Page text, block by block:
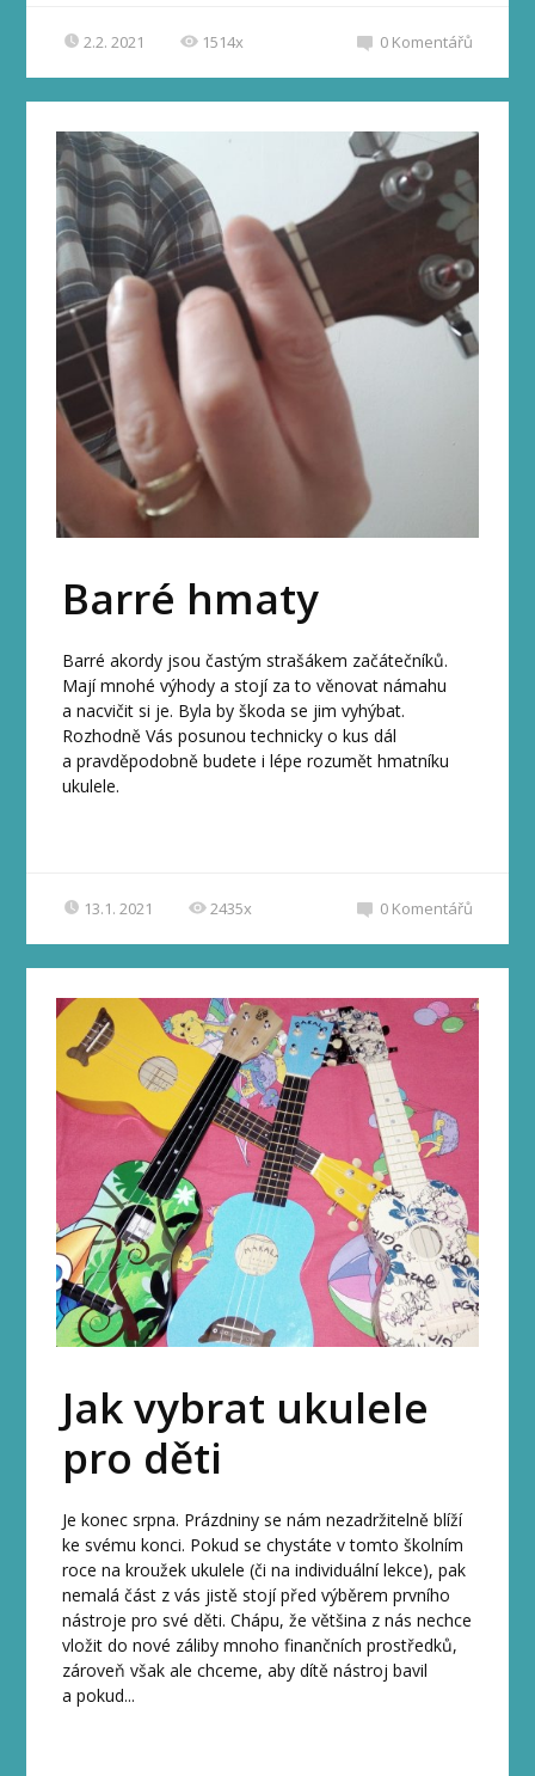
2.2. 2021 1514x 0 Komentářů
Barré hmaty
Barré akordy jsou častým strašákem začátečníků.
Mají mnohé výhody a stojí za to věnovat námahu
a nacvičit si je. Byla by škoda se jim vyhýbat.
Rozhodně Vás posunou technicky o kus dál
a pravděpodobně budete i lépe rozumět hmatníku
ukulele.
13.1. 2021 2435x 0 Komentářů
Jak vybrat ukulele
pro děti
Je konec srpna. Prázdniny se nám nezadržitelně blíží
ke svému konci. Pokud se chystáte v tomto školním
roce na kroužek ukulele (či na individuální lekce), pak
nemalá část z vás jistě stojí před výběrem prvního
nástroje pro své děti. Chápu, že většina z nás nechce
vložit do nové záliby mnoho finančních prostředků,
zároveň však ale chceme, aby dítě nástroj bavil
a pokud...